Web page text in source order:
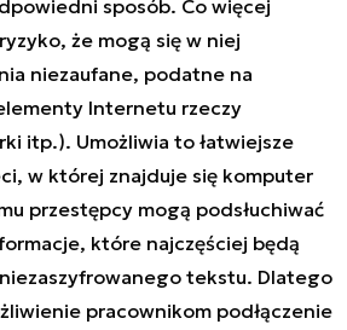
sposób. Co więcej
że mogą się w niej
niezaufane, podatne na
Internetu rzeczy
itp.). Umożliwia to łatwiejsze
w której znajduje się komputer
przestępcy mogą podsłuchiwać
które najczęściej będą
tekstu. Dlatego
pracownikom podłączenie